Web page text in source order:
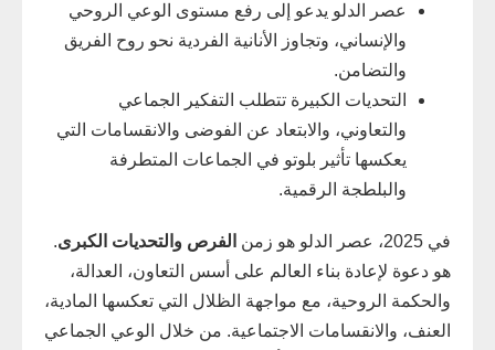
عصر الدلو يدعو إلى رفع مستوى الوعي الروحي
والإنساني، وتجاوز الأنانية الفردية نحو روح الفريق
والتضامن.
التحديات الكبيرة تتطلب التفكير الجماعي
والتعاوني، والابتعاد عن الفوضى والانقسامات التي
يعكسها تأثير بلوتو في الجماعات المتطرفة
والبلطجة الرقمية.
في 2025، عصر الدلو هو زمن الفرص والتحديات الكبرى.
هو دعوة لإعادة بناء العالم على أسس التعاون، العدالة،
والحكمة الروحية، مع مواجهة الظلال التي تعكسها المادية،
العنف، والانقسامات الاجتماعية. من خلال الوعي الجماعي